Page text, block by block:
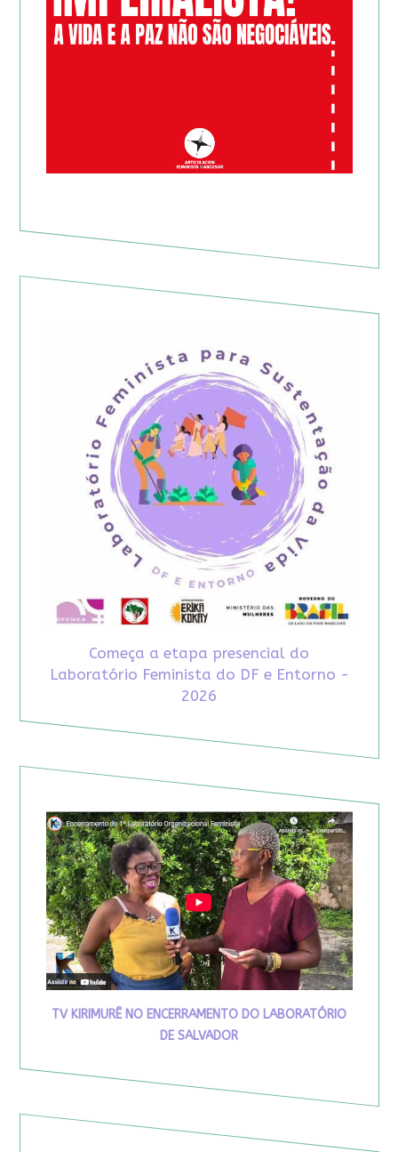
Começa a etapa presencial do
Laboratório Feminista do DF e Entorno -
2026
TV KIRIMURÊ NO ENCERRAMENTO DO LABORATÓRIO
DE SALVADOR